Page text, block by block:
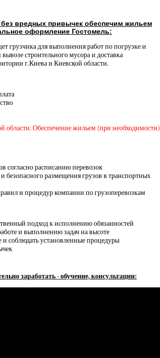
без вредных привычек обеспечим жильем
оформление Гостомель:
грузчика для выполнения работ по погрузке и
строительного мусора и доставка
г.Киева и Киевской области.
области. Обеспечение жильем (при необходимости)
согласно расписанию перевозок
безопасного размещения грузов в транспортных
и процедур компании по грузоперевозкам
подход к исполнению обязанностей
и выполнению задач на высоте
и соблюдать установленные процедуры
заработать - обучение, консультации: